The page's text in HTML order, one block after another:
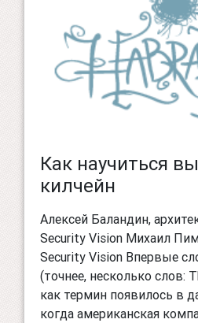
Как научиться
килчейн
Алексей Баландин,
Security Vision Михаил
Security Vision Впервые
(точнее, несколько слов:
как термин появилось в
когда американская